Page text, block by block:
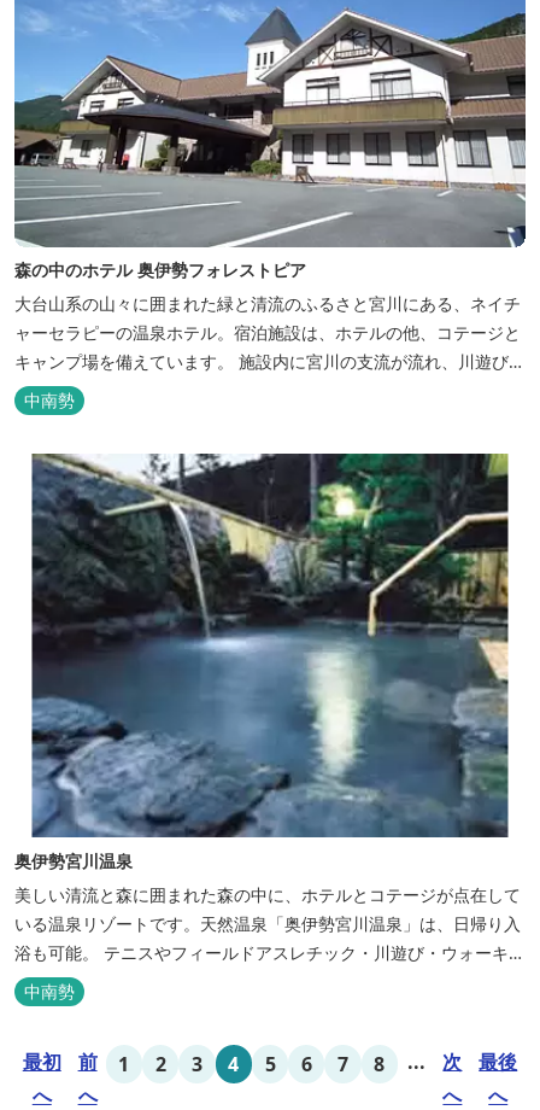
森の中のホテル 奥伊勢フォレストピア
大台山系の山々に囲まれた緑と清流のふるさと宮川にある、ネイチ
ャーセラピーの温泉ホテル。宿泊施設は、ホテルの他、コテージと
キャンプ場を備えています。 施設内に宮川の支流が流れ、川遊びが
できます。BBQエリア、釣堀もあり、ファミリーやグループでもア
クティビティを楽しめます。 ディナーは併設の「レストラン アン
ジュ」にて、地元の食材をていねいに調理したフレンチフルコース
をお召し上がりい...
中南勢
奥伊勢宮川温泉
美しい清流と森に囲まれた森の中に、ホテルとコテージが点在して
いる温泉リゾートです。天然温泉「奥伊勢宮川温泉」は、日帰り入
浴も可能。 テニスやフィールドアスレチック・川遊び・ウォーキン
グ・山登りの後は、岩風呂風の露天風呂と地元産季節の野草を月替
メニューの野草風呂と打たせ湯で思いっきりリフレッシュしてくだ
中南勢
最初
へ
前
へ
1 2 3 4 5 6 7 8 ...
次
へ
最後
へ